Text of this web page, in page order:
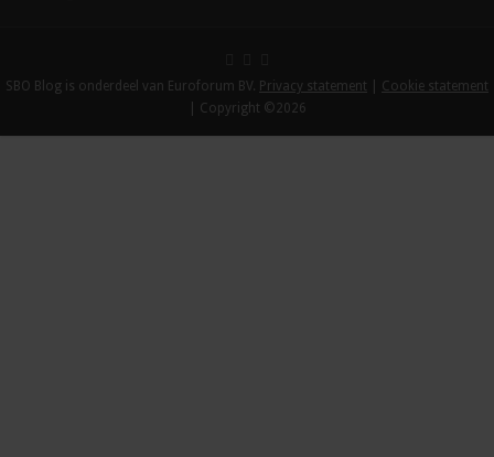
SBO Blog is onderdeel van Euroforum BV. Privacy statement
Cookie statement
| Copyright ©2026